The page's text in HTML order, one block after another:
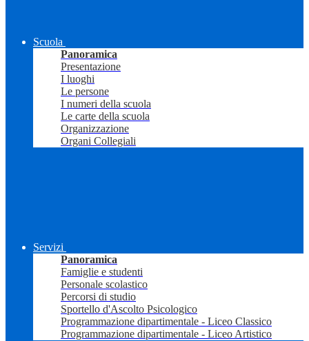
Scuola
Panoramica
Presentazione
I luoghi
Le persone
I numeri della scuola
Le carte della scuola
Organizzazione
Organi Collegiali
Servizi
Panoramica
Famiglie e studenti
Personale scolastico
Percorsi di studio
Sportello d'Ascolto Psicologico
Programmazione dipartimentale - Liceo Classico
Programmazione dipartimentale - Liceo Artistico